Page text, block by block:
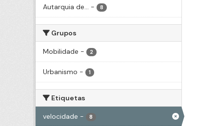
Autarquia de... - 8
Grupos
Mobilidade - 2
Urbanismo - 1
Etiquetas
velocidade - 8